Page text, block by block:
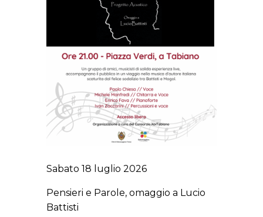
Sabato 18 luglio 2026
Pensieri e Parole, omaggio a Lucio
Battisti